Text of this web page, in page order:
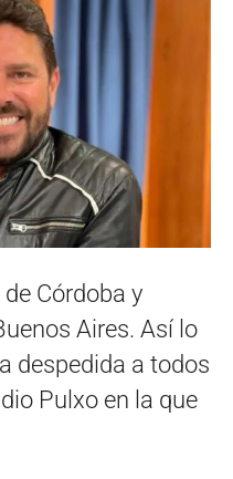
Córdoba y
Aires. Así lo
despedida a todos
Pulxo en la que